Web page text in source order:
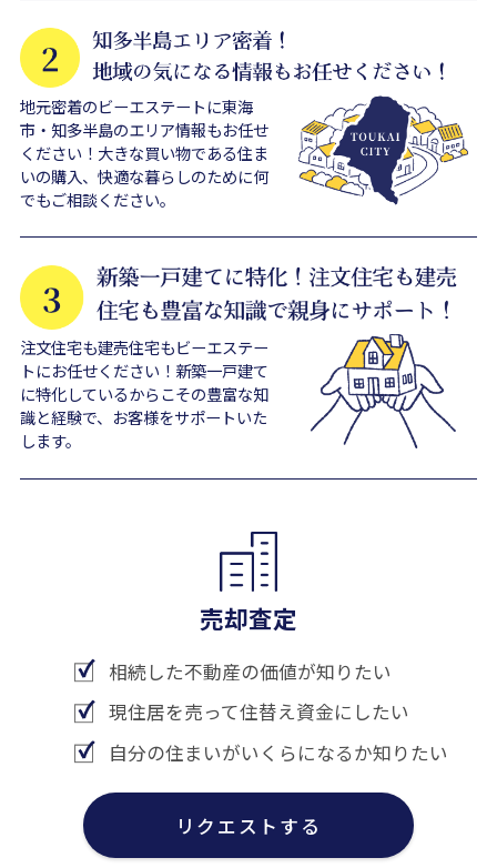
地元密着のビーエステートに東海
市・知多半島のエリア情報もお任せ
ください！大きな買い物である住ま
いの購入、快適な暮らしのために何
でもご相談ください。
注文住宅も建売住宅もビーエステー
トにお任せください！新築一戸建て
に特化しているからこその豊富な知
識と経験で、お客様をサポートいた
します。
売却査定
相続した不動産の価値が知りたい
現住居を売って住替え資金にしたい
自分の住まいがいくらになるか知りたい
リクエストする